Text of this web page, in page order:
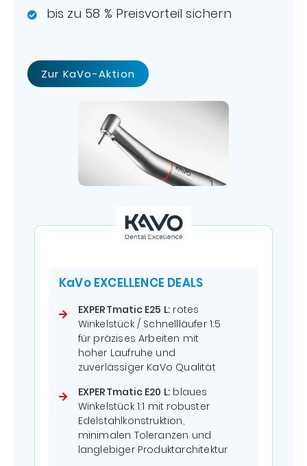
bis zu 58 % Preisvorteil sichern
Zur KaVo-Aktion
KaVo EXCELLENCE DEALS
EXPERTmatic E25 L: rotes
Winkelstück / Schnellläufer 1:5
für präzises Arbeiten mit
hoher Laufruhe und
zuverlässiger KaVo Qualität
EXPERTmatic E20 L: blaues
Winkelstück 1:1 mit robuster
Edelstahlkonstruktion,
minimalen Toleranzen und
langlebiger Produktarchitektur